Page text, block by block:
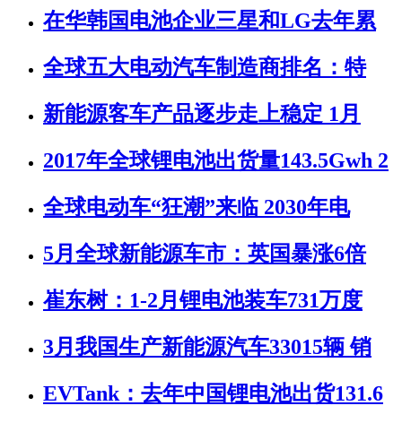
在华韩国电池企业三星和LG去年累
全球五大电动汽车制造商排名：特
新能源客车产品逐步走上稳定 1月
2017年全球锂电池出货量143.5Gwh 2
全球电动车“狂潮”来临 2030年电
5月全球新能源车市：英国暴涨6倍
崔东树：1-2月锂电池装车731万度
3月我国生产新能源汽车33015辆 销
EVTank：去年中国锂电池出货131.6